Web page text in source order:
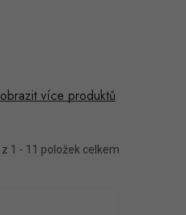
více produktů
z 1 - 11 položek celkem